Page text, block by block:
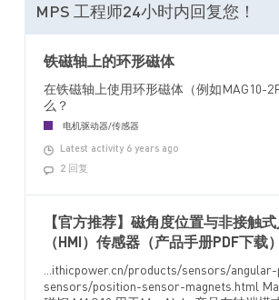
MPS 工程师24小时内回复您！
铁磁轴上的环形磁体
在铁磁轴上使用环形磁体（例如MAG10-
么？
电机驱动器/传感器
Latest activity 6 years ago
2 回复
【官方推荐】磁角度位置与非接触
（HMI）传感器（产品手册PDF下载）
...ithicpower.cn/products/sensors/
sensors/position-sensor-magnets.html